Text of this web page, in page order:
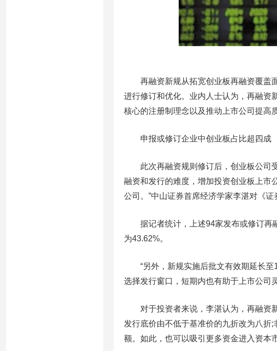
再融资新规从拓宽创业板再融资覆盖面
进行修订和优化。业内人士认为，再融资
核心的注册制理念以及推动上市公司提高
申报或修订企业中创业板占比超四成
此次再融资规则修订后，创业板公司受
融资和发行的难度，增加投资创业板上市
公司。”中山证券首席经济学家李湛对《证
据记者统计，上述94家发布或修订再
为43.62%。
“另外，新规实施后批文有效期延长至
选择发行窗口，短期内也有助于上市公司
对于投资者来说，李湛认为，再融资新
发行底价由不低于基准价的九折改为八折
额。如此，也可以吸引更多资金进入资本